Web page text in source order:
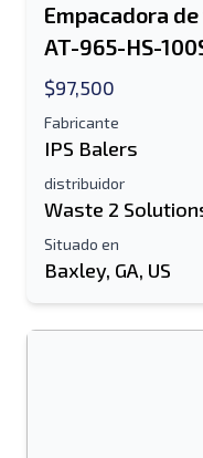
Dirección de
Móvil
Empacadora
AT-965-HS-
$97,500
Fabricante
IPS Balers
distribuidor
Waste 2
Situado en
Baxley, GA, US
Listado de
móvil
Tu nombre
Información